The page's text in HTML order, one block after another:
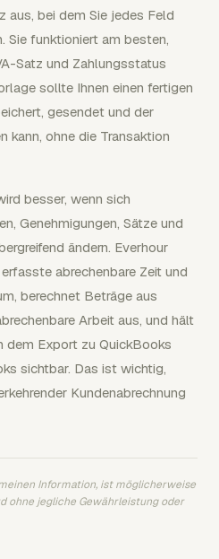
aus, bei dem Sie jedes Feld
Sie funktioniert am besten,
Satz und Zahlungsstatus
sollte Ihnen einen fertigen
gesendet und der
kann, ohne die Transaktion
besser, wenn sich
Genehmigungen, Sätze und
ändern. Everhour
abrechenbare Zeit und
berechnet Beträge aus
Arbeit aus, und hält
dem Export zu QuickBooks
sichtbar. Das ist wichtig,
Kundenabrechnung
Information, ist möglicherweise
ohne jegliche Gewährleistung oder